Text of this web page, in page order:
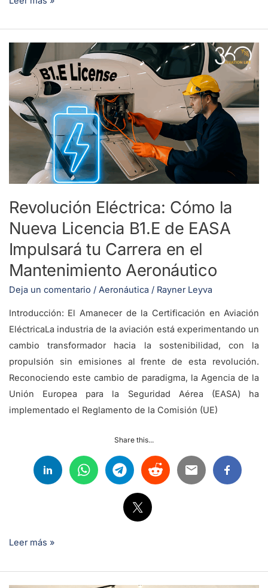
Revolución Eléctrica: Cómo la
Nueva Licencia B1.E de EASA
Impulsará tu Carrera en el
Mantenimiento Aeronáutico
Deja un comentario / Aeronáutica / Rayner Leyva
Introducción: El Amanecer de la Certificación en Aviación
EléctricaLa industria de la aviación está experimentando un
cambio transformador hacia la sostenibilidad, con la
propulsión sin emisiones al frente de esta revolución.
Reconociendo este cambio de paradigma, la Agencia de la
Unión Europea para la Seguridad Aérea (EASA) ha
implementado el Reglamento de la Comisión (UE)
Share this...
Revolución
Eléctrica:
Cómo
la
Nueva
Licencia
de
EASA
tu
Carrera
en
Mantenimiento
Aeronáutico
Leer más »